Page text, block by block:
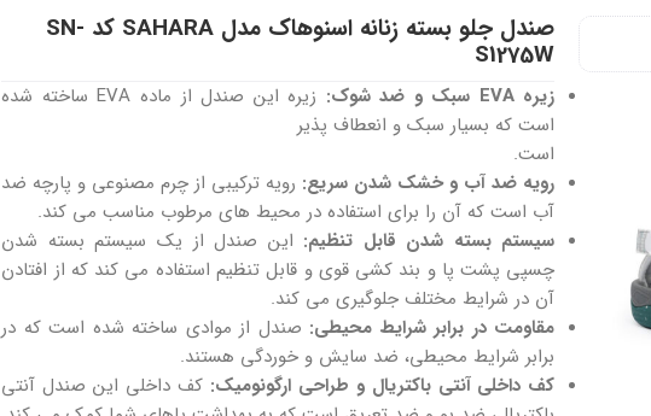
صندل جلو بسته زنانه اسنوهاک مدل SAHARA کد SN-
S1275W
زیره EVA سبک و ضد شوک:
زیره این صندل از ماده EVA ساخته شده
است که بسیار سبک و انعطاف پذیر
است.
رویه ضد آب و خشک شدن سریع: رویه ترکیبی از چرم مصنوعی و پارچه ضد
آب است که آن را برای استفاده در محیط های مرطوب مناسب می کند.
سیستم بسته شدن قابل تنظیم: این صندل از یک سیستم بسته شدن
چسپی پشت پا و بند کشی قوی و قابل تنظیم استفاده می کند که از افتادن
آن در شرایط مختلف جلوگیری می کند.
مقاومت در برابر شرایط محیطی: صندل از موادی ساخته شده است که در
برابر شرایط محیطی، ضد سایش و خوردگی هستند.
کف داخلی آنتی باکتریال و طراحی ارگونومیک: کف داخلی این صندل آنتی